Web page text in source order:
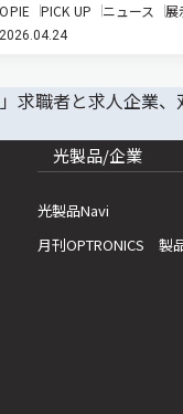
した。 同社は2018年より、
Cepton社と協業し、現在は
OPIE PICK UP ニュース 展
2026.04.24
光製品/企業
光製品Navi
月刊OPTRONICS 製